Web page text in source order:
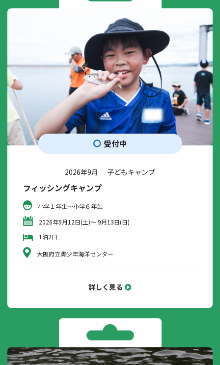
受付中
2026年9月 子どもキャンプ
フィッシングキャンプ
小学１年生～小学６年生
2026年9月12日(土)～ 9月13日(日)
1泊2日
大阪府立青少年海洋センター
詳しく見る